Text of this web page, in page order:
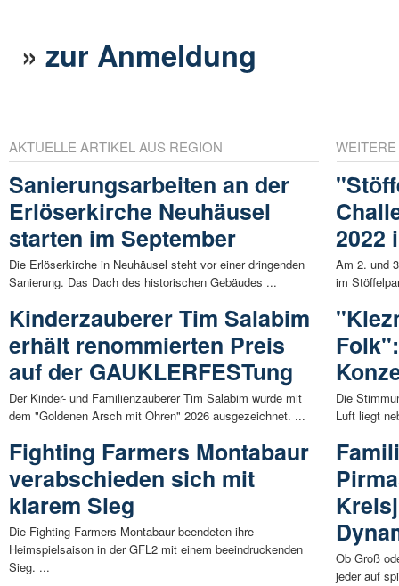
»zur Anmeldung
AKTUELLE ARTIKEL AUS REGION
Sanierungsarbeiten an der
Erlöserkirche Neuhäusel
starten im September
Die Erlöserkirche in Neuhäusel steht vor einer dringenden
Sanierung. Das Dach des historischen Gebäudes ...
Kinderzauberer Tim Salabim
erhält renommierten Preis
auf der GAUKLERFESTung
Der Kinder- und Familienzauberer Tim Salabim wurde mit
dem "Goldenen Arsch mit Ohren" 2026 ausgezeichnet. ...
Fighting Farmers Montabaur
verabschieden sich mit
klarem Sieg
Die Fighting Farmers Montabaur beendeten ihre
Heimspielsaison in der GFL2 mit einem beeindruckenden
Sieg. ...
2022
Am 2. und
im
Die
Luft liegt
Ob Groß
jeder auf